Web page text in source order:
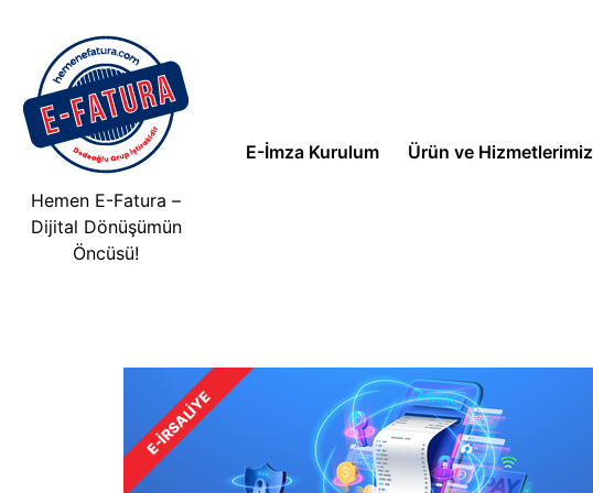
Hemen E-Fatura –
Dijital Dönüşümün
Öncüsü!
E-İmza Kurulum Ürün ve Hizmetlerimiz
E-İRSALIYE